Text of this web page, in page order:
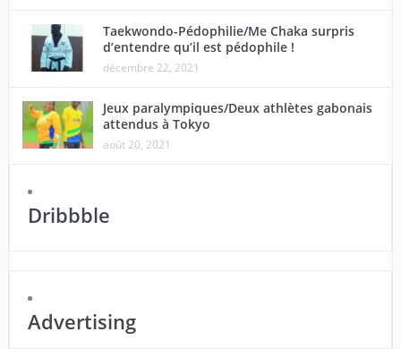
Taekwondo-Pédophilie/Me Chaka surpris
d’entendre qu’il est pédophile !
décembre 22, 2021
Jeux paralympiques/Deux athlètes gabonais
attendus à Tokyo
août 20, 2021
Dribbble
Advertising